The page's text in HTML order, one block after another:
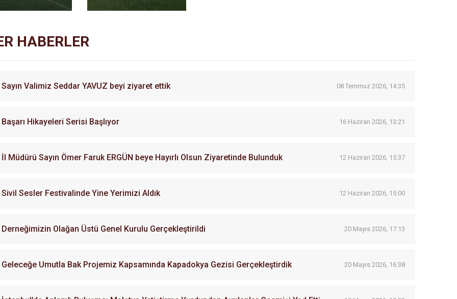
HABERLER
Sayın Valimiz Seddar YAVUZ beyi ziyaret ettik 08 Temmuz 2026, 14:35
Başarı Hikayeleri Serisi Başlıyor 16 Haziran 2026, 13:21
İl Müdürü Sayın Ömer Faruk ERGÜN beye Hayırlı Olsun Ziyaretinde Bulunduk 12 Haziran 2026, 15:37
Sivil Sesler Festivalinde Yine Yerimizi Aldık 12 Haziran 2026, 15:00
Derneğimizin Olağan Üstü Genel Kurulu Gerçekleştirildi 20 Mayıs 2026, 17:13
Geleceğe Umutla Bak Projemiz Kapsamında Kapadokya Gezisi Gerçekleştirdik 20 Mayıs 2026, 16:38